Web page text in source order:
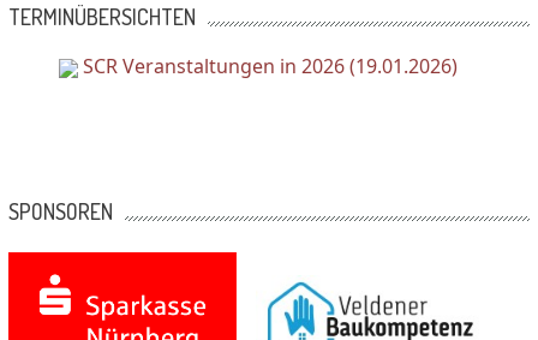
TERMINÜBERSICHTEN
SCR Veranstaltungen in 2026 (19.01.2026)
SPONSOREN